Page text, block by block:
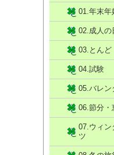
01.年末年
02.成人の
03.とんど
04.試験
05.バレン
06.節分・
07.ウィン
ツ